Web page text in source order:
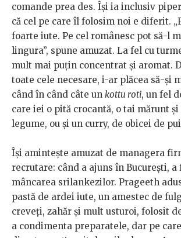
comande prea des. Își ia inclusiv
că cel pe care îl folosim noi e diferit.
foarte iute. Pe cel românesc pot să-l
lingura”, spune amuzat. La fel cu
mult mai puțin concentrat și aromat.
toate cele necesare, i-ar plăcea să-și
când în când câte un kottu roti, un fel
care iei o pită crocantă, o tai mărunt și
legume, ou și un curry, de obicei de
Își amintește amuzat de managera
recrutare: când a ajuns în București, a
mâncarea srilankezilor. Prageeth
pastă de ardei iute, un amestec de
creveți, zahăr și mult usturoi, folosit
a condimenta preparatele, dar pe